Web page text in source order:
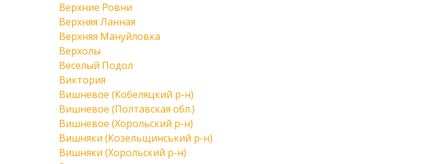
Верхние Ровни
Верхняя Ланная
Верхняя Мануйловка
Верхолы
Веселый Подол
Виктория
Вишневое (Кобеляцкий р-н)
Вишневое (Полтавская обл.)
Вишневое (Хорольский р-н)
Вишняки (Козельщинський р-н)
Вишняки (Хорольский р-н)